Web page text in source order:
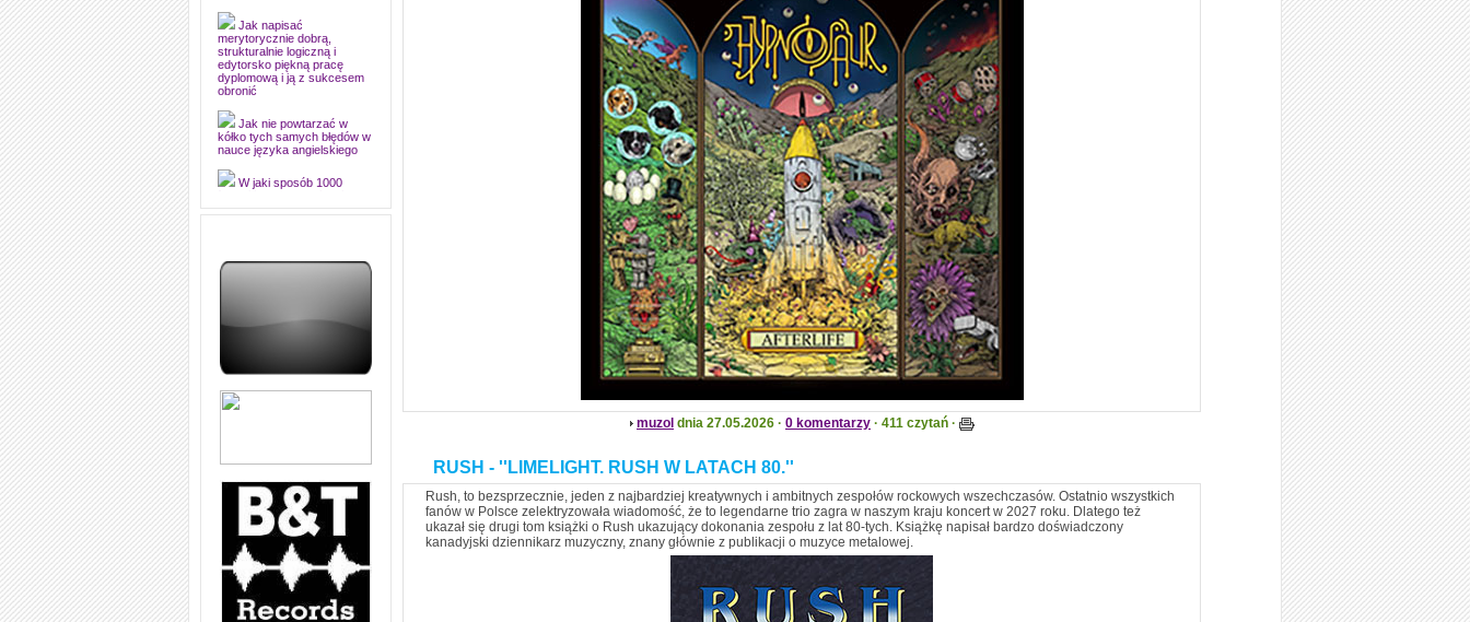
Jak napisać
merytorycznie dobrą,
strukturalnie logiczną i
edytorsko piękną pracę
dyplomową i ją z sukcesem
Jak nie powtarzać w
kółko tych samych błędów w
formuł konwersacyjnych
dzięki którym łatwiej je
W końcu ktoś po ludzku i
czym polega mowa zależna
(reported speech) w języku
szybciej i więcej, ale nie
dłużej!
muzol dnia 27.05.2026 · 0 komentarzy · 411 czytań ·
RUSH - ''LIMELIGHT. RUSH W LATACH 80.''
Rush, to bezsprzecznie, jeden z najbardziej kreatywnych i ambitnych zespołów rockowych wszechczasów. Ostatnio wszystkich
fanów w Polsce zelektryzowała wiadomość, że to legendarne trio zagra w naszym kraju koncert w 2027 roku. Dlatego też
ukazał się drugi tom książki o Rush ukazujący dokonania zespołu z lat 80-tych. Książkę napisał bardzo doświadczony
kanadyjski dziennikarz muzyczny, znany głównie z publikacji o muzyce metalowej.